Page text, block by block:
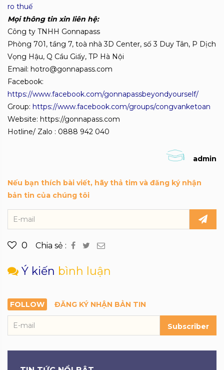
ro thuế
Mọi thông tin xin liên hệ:
Công ty TNHH Gonnapass
Phòng 701, tầng 7, toà nhà 3D Center, số 3 Duy Tân, P Dịch
Vọng Hậu, Q Cầu Giấy, TP Hà Nội
Email: hotro@gonnapass.com
Facebook:
https://www.facebook.com/gonnapassbeyondyourself/
Group: https://www.facebook.com/groups/congvanketoan
Website: https://gonnapass.com
Hotline/ Zalo : 0888 942 040
admin
Nếu bạn thích bài viết, hãy thả tim và đăng ký nhận
bản tin của chúng tôi
0 Chia sẻ :
Ý kiến bình luận
FOLLOW ĐĂNG KÝ NHẬN BẢN TIN
Subscriber